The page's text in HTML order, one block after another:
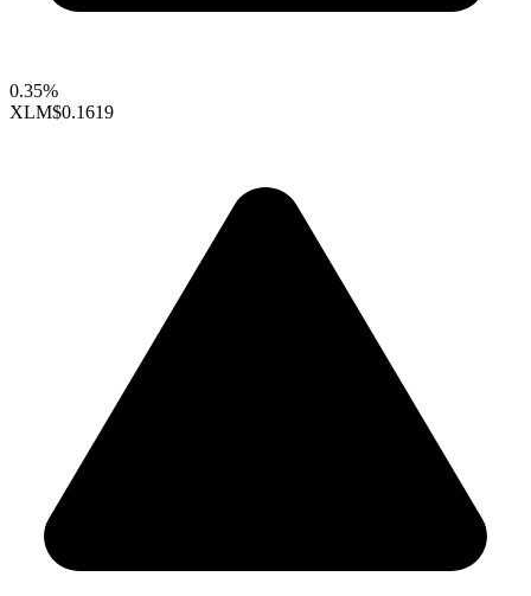
0.35%
XLM$0.1619